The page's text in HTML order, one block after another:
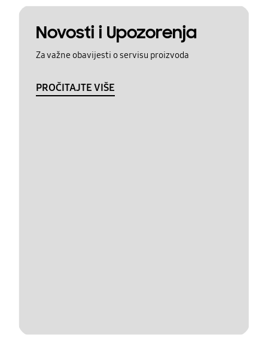
Novosti i Upozorenja
Za važne obavijesti o servisu proizvoda
PROČITAJTE VIŠE